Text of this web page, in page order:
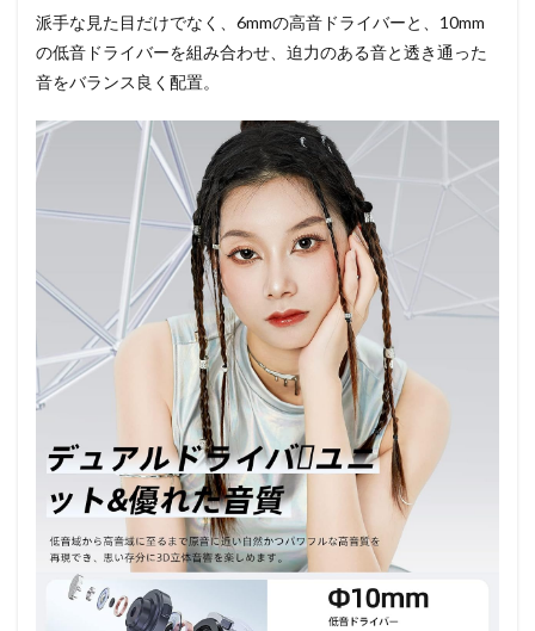
派手な見た目だけでなく、6mmの高音ドライバーと、10mm
の低音ドライバーを組み合わせ、迫力のある音と透き通った
音をバランス良く配置。